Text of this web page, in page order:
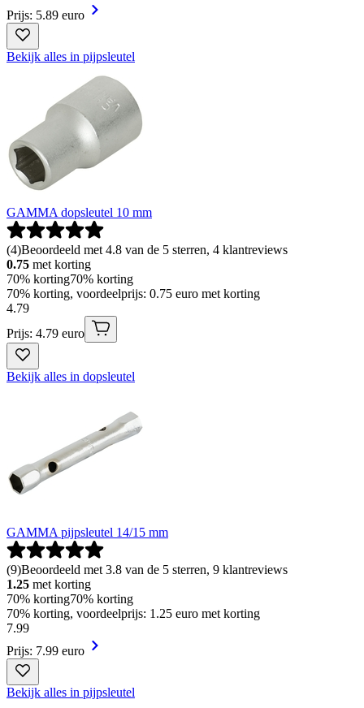
Prijs: 5.89 euro
Bekijk alles in pijpsleutel
GAMMA dopsleutel 10 mm
(4)Beoordeeld met 4.8 van de 5 sterren, 4 klantreviews
0.75 met korting
70% korting70% korting
70% korting, voordeelprijs: 0.75 euro met korting
4.79
Prijs: 4.79 euro
Bekijk alles in dopsleutel
GAMMA pijpsleutel 14/15 mm
(9)Beoordeeld met 3.8 van de 5 sterren, 9 klantreviews
1.25 met korting
70% korting70% korting
70% korting, voordeelprijs: 1.25 euro met korting
7.99
Prijs: 7.99 euro
Bekijk alles in pijpsleutel